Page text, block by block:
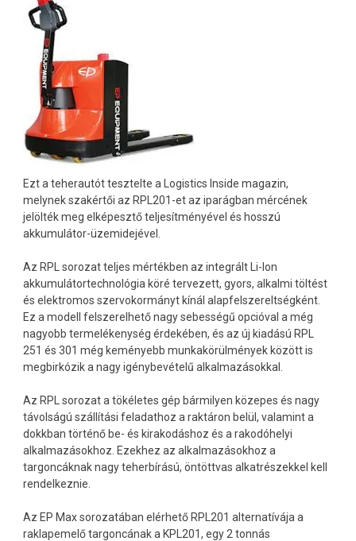
Ezt a teherautót tesztelte a Logistics Inside magazin,
melynek szakértői az RPL201-et az iparágban mércének
jelölték meg elképesztő teljesítményével és hosszú
akkumulátor-üzemidejével.
Az RPL sorozat teljes mértékben az integrált Li-Ion
akkumulátortechnológia köré tervezett, gyors, alkalmi töltést
és elektromos szervokormányt kínál alapfelszereltségként.
Ez a modell felszerelhető nagy sebességű opcióval a még
nagyobb termelékenység érdekében, és az új kiadású RPL
251 és 301 még keményebb munkakörülmények között is
megbirkózik a nagy igénybevételű alkalmazásokkal.
Az RPL sorozat a tökéletes gép bármilyen közepes és nagy
távolságú szállítási feladathoz a raktáron belül, valamint a
dokkban történő be- és kirakodáshoz és a rakodóhelyi
alkalmazásokhoz. Ezekhez az alkalmazásokhoz a
targoncáknak nagy teherbírású, öntöttvas alkatrészekkel kell
rendelkeznie.
Az EP Max sorozatában elérhető RPL201 alternatívája a
raklapemelő targoncának a KPL201, egy 2 tonnás